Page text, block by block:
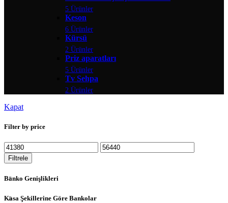
5 Ürünler
Keson
6 Ürünler
Kürsü
2 Ürünler
Priz aparatları
5 Ürünler
Tv Sehpa
2 Ürünler
Kapat
Filter by price
Filtrele
Banko Genişlikleri
Kasa Şekillerine Göre Bankolar